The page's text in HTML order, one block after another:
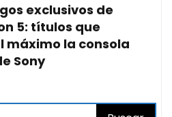
exclusivos de
5: títulos que
máximo la consola
Sony